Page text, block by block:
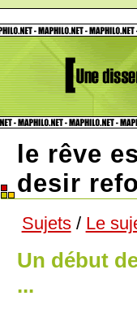
le rêve
desir
Sujets/ Le
Un début
...